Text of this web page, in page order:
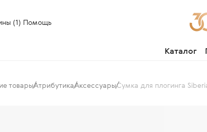
(1) Помощь
Каталог
товарыАтрибутикаАксессуарыСумка для плогинга